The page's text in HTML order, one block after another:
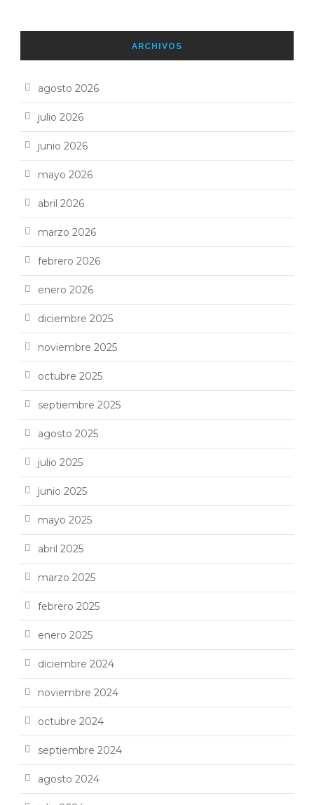
ARCHIVOS
agosto 2026
julio 2026
junio 2026
mayo 2026
abril 2026
marzo 2026
febrero 2026
enero 2026
diciembre 2025
noviembre 2025
octubre 2025
septiembre 2025
agosto 2025
julio 2025
junio 2025
mayo 2025
abril 2025
marzo 2025
febrero 2025
enero 2025
diciembre 2024
noviembre 2024
octubre 2024
septiembre 2024
agosto 2024